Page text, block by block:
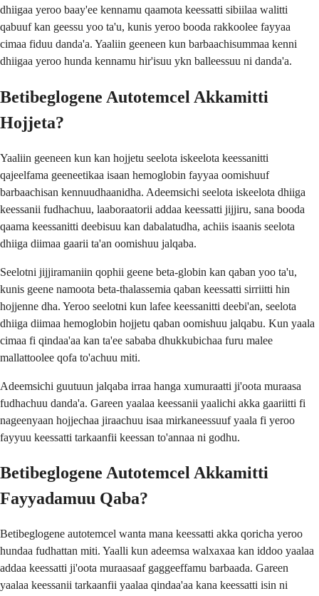
dhiigaa yeroo baay'ee kennamu qaamota keessatti sibiilaa walitti
qabuuf kan geessu yoo ta'u, kunis yeroo booda rakkoolee fayyaa
cimaa fiduu danda'a. Yaaliin geeneen kun barbaachisummaa kenni
dhiigaa yeroo hunda kennamu hir'isuu ykn balleessuu ni danda'a.
Betibeglogene Autotemcel Akkamitti
Hojjeta?
Yaaliin geeneen kun kan hojjetu seelota iskeelota keessanitti
qajeelfama geeneetikaa isaan hemoglobin fayyaa oomishuuf
barbaachisan kennuudhaanidha. Adeemsichi seelota iskeelota dhiiga
keessanii fudhachuu, laaboraatorii addaa keessatti jijjiru, sana booda
qaama keessanitti deebisuu kan dabalatudha, achiis isaanis seelota
dhiiga diimaa gaarii ta'an oomishuu jalqaba.
Seelotni jijjiramaniin qophii geene beta-globin kan qaban yoo ta'u,
kunis geene namoota beta-thalassemia qaban keessatti sirriitti hin
hojjenne dha. Yeroo seelotni kun lafee keessanitti deebi'an, seelota
dhiiga diimaa hemoglobin hojjetu qaban oomishuu jalqabu. Kun yaala
cimaa fi qindaa'aa kan ta'ee sababa dhukkubichaa furu malee
mallattoolee qofa to'achuu miti.
Adeemsichi guutuun jalqaba irraa hanga xumuraatti ji'oota muraasa
fudhachuu danda'a. Gareen yaalaa keessanii yaalichi akka gaariitti fi
nageenyaan hojjechaa jiraachuu isaa mirkaneessuuf yaala fi yeroo
fayyuu keessatti tarkaanfii keessan to'annaa ni godhu.
Betibeglogene Autotemcel Akkamitti
Fayyadamuu Qaba?
Betibeglogene autotemcel wanta mana keessatti akka qoricha yeroo
hundaa fudhattan miti. Yaalli kun adeemsa walxaxaa kan iddoo yaalaa
addaa keessatti ji'oota muraasaaf gaggeeffamu barbaada. Gareen
yaalaa keessanii tarkaanfii yaalaa qindaa'aa kana keessatti isin ni